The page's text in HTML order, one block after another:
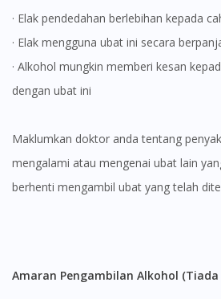
· Elak pendedahan berlebihan kepada
· Elak mengguna ubat ini secara
· Alkohol mungkin memberi kesan
dengan ubat ini
Maklumkan doktor anda tentang penyakit lain yang anda
mengalami atau mengenai ubat lain
berhenti mengambil ubat yang telah
Amaran Pengambilan Alkohol